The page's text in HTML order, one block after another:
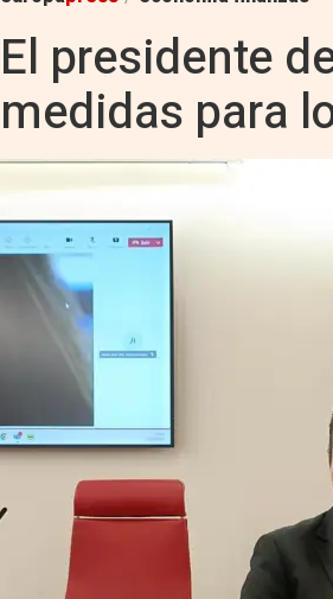
El presidente
medidas para